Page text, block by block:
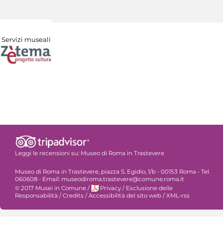
Servizi museali
Leggi le recensioni su: Museo di Roma in Trastevere
Museo di Roma in Trastevere, piazza S. Egidio, 1/b - 00153 Roma - Tel.
060608 - Email: museodiroma.trastevere@comune.roma.it
© 2017 Musei in Comune / Privacy / Esclusione delle
Responsabilità / Credits / Accessibilità del sito web / XML-rss